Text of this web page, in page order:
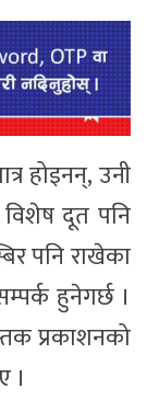
होइनन्, उनी
विशेष दूत पनि
पनि राखेका
हुनेगर्छ ।
प्रकाशनको
।